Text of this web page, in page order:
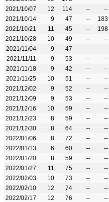
2021/10/07
12 114 -- --
2021/10/14
9 47 -- 183
2021/10/21
11 45 -- 198
2021/10/28
10 49 -- --
2021/11/04
9 47 -- --
2021/11/11
9 53 -- --
2021/11/18
9 42 -- --
2021/11/25
10 51 -- --
2021/12/02
9 52 -- --
2021/12/09
9 53 -- --
2021/12/16
10 59 -- --
2021/12/23
8 59 -- --
2021/12/30
8 64 -- --
2022/01/06
8 72 -- --
2022/01/13
6 60 -- --
2022/01/20
8 59 -- --
2022/01/27
11 75 -- --
2022/02/03
10 73 -- --
2022/02/10
12 74 -- --
2022/02/17
12 76 -- --